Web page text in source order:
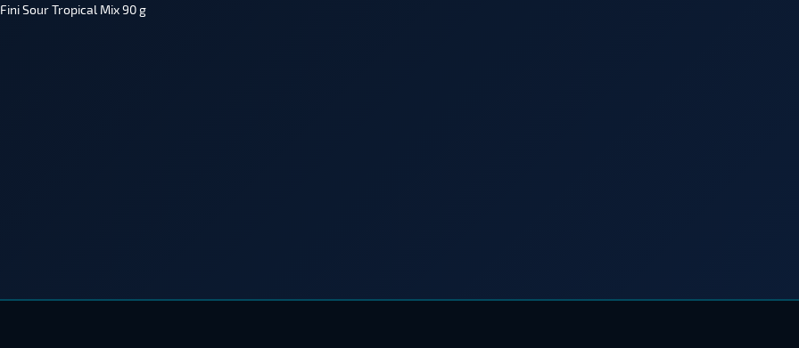
Fini Sour Tropical Mix 90 g